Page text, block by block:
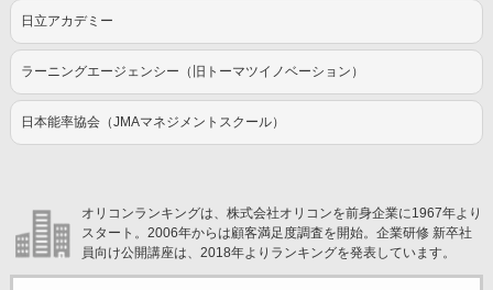
日立アカデミー
ラーニングエージェンシー（旧トーマツイノベーション）
日本能率協会（JMAマネジメントスクール）
オリコンランキングは、株式会社オリコンを前身企業に1967年より
スタート。2006年からは顧客満足度調査を開始。企業研修 新卒社
員向け公開講座は、2018年よりランキングを発表しています。